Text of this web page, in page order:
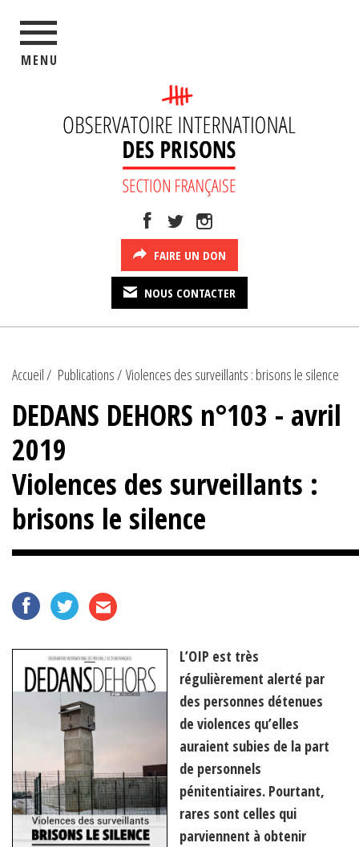
MENU
FAIRE UN DON
NOUS CONTACTER
Accueil Publications Violences des surveillants : brisons le silence
DEDANS DEHORS n°103 - avril
2019
Violences des surveillants :
brisons le silence
L’OIP est très
régulièrement alerté par
des personnes détenues
de violences qu’elles
auraient subies de la part
de personnels
pénitentiaires. Pourtant,
rares sont celles qui
parviennent à obtenir